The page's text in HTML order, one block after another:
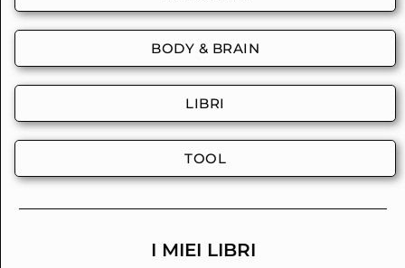
BODY & BRAIN
LIBRI
TOOL
I MIEI LIBRI